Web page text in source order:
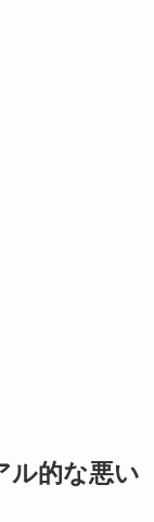
ル的な悪い